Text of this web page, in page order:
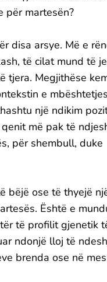
për martesën?
disa arsye. Më e
të cilat mund të
tjera. Megjithëse
e
një ndikim
më pak të
për shembull,
bëjë ose të thyejë
Është e
të profilit gjenetik
ndonjë lloj të
brenda ose në